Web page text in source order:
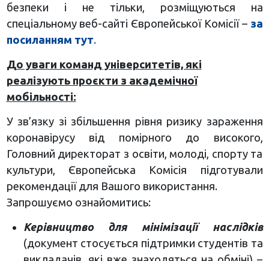
безпеки і не тільки, розміщуються на
спеціальному веб-сайті Європейської Комісії – за
посиланням тут.
До уваги команд університетів, які
реалізують проєкти з академічної
мобільності:
У зв’язку зі збільшення рівня ризику зараження
коронавірусу від помірного до високого,
Головний директорат з освіти, молоді, спорту та
культури, Європейська Комісія підготували
рекомендації для Вашого використання.
Запрошуємо ознайомитись:
Керівництво для мінімізації наслідків
(документ стосується підтримки студентів та